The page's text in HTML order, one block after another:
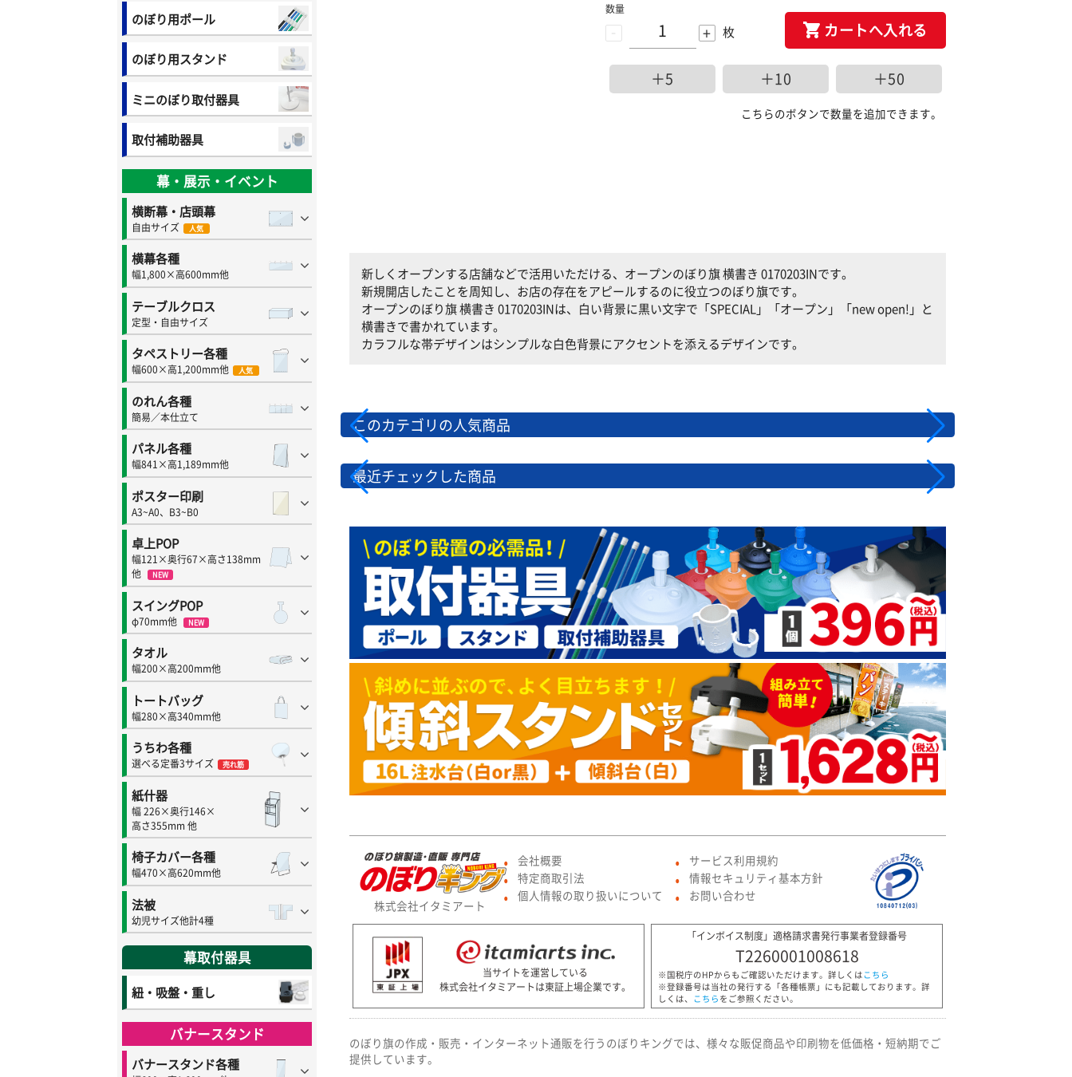
のぼり用ポール
のぼり用スタンド
ミニのぼり取付器具
取付補助器具
幕・展示・イベント
横断幕・店頭幕
自由サイズ 人気
横幕各種
幅1,800×高600mm他
テーブルクロス
定型・自由サイズ
タペストリー各種
幅600×高1,200mm他 人気
のれん各種
簡易／本仕立て
パネル各種
幅841×高1,189mm他
ポスター印刷
A3~A0、B3~B0
卓上POP
幅121×奥行67×高さ138mm
他
NEW
スイングPOP
φ70mm他 NEW
タオル
幅200×高200mm他
トートバッグ
幅280×高340mm他
うちわ各種
選べる定番3サイズ 売れ筋
紙什器
幅 226×奥行146×
高さ355mm 他
椅子カバー各種
幅470×高620mm他
法被
幼児サイズ他計4種
幕取付器具
紐・吸盤・重し
バナースタンド
バナースタンド各種
-
数量
+ 枚 カートへ入れる
＋5 ＋10 ＋50
こちらのボタンで数量を追加できます。
新しくオープンする店舗などで活用いただける、オープンのぼり旗 横書き 0170203INです。
新規開店したことを周知し、お店の存在をアピールするのに役立つのぼり旗です。
オープンのぼり旗 横書き 0170203INは、白い背景に黒い文字で「SPECIAL」「オープン」「new open!」と
横書きで書かれています。
カラフルな帯デザインはシンプルな白色背景にアクセントを添えるデザインです。
このカテゴリの人気商品
最近チェックした商品
株式会社イタミアート
● 会社概要
● 特定商取引法
● 個人情報の取り扱いについて
● サービス利用規約
● 情報セキュリティ基本方針
● お問い合わせ
当サイトを運営している
株式会社イタミアートは東証上場企業です。
「インボイス制度」適格請求書発行事業者登録番号
T2260001008618
※国税庁のHPからもご確認いただけます。詳しくは こちら
※登録番号は当社の発行する「各種帳票」にも記載しております。詳
しくは、
こちら をご参照ください。
のぼり旗の作成・販売・インターネット通販を行うのぼりキングでは、様々な販促商品や印刷物を低価格・短納期でご
提供しています。